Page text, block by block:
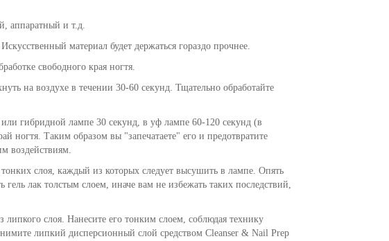
аппаратный и т.д.
материал будет держаться гораздо прочнее.
свободного края ногтя.
на воздухе в течении 30-60 секунд. Тщательно обработайте
гибридной лампе 30 секунд, в уф лампе 60-120 секунд (в
Таким образом вы "запечатаете" его и предотвратите
воздействиям.
слоя, каждый из которых следует высушить в лампе. Опять
лак толстым слоем, иначе вам не избежать таких последствий,
слоя. Нанесите его тонким слоем, соблюдая технику
липкий дисперсионный слой средством Cleanser & Nail Prep